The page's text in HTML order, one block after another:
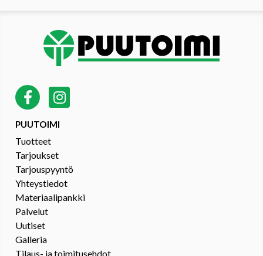
PUUTOIMI
Tuotteet
Tarjoukset
Tarjouspyyntö
Yhteystiedot
Materiaalipankki
Palvelut
Uutiset
Galleria
Tilaus- ja toimitusehdot